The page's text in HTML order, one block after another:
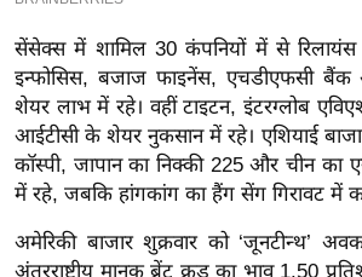
र
मि
सा
ल
मि
सेंसेक्स में शामिल 30 कंपनियों में से रिलायंस
इन्फोसिस, बजाज फाइनेंस, एचडीएफसी
शेयर लाभ में रहे। वहीं टाइटन, इंटरग्लोब
आईटीसी के शेयर नुकसान में रहे। एशियाई
कॉस्पी, जापान का निक्की 225 और चीन का
में रहे, जबकि हांगकांग का हैंग सेंग गिरावट में
अमेरिकी बाजार शुक्रवार को ‘जूनटीन्थ’
अंतरराष्ट्रीय मानक ब्रेंट क्रूड का भाव 1.50